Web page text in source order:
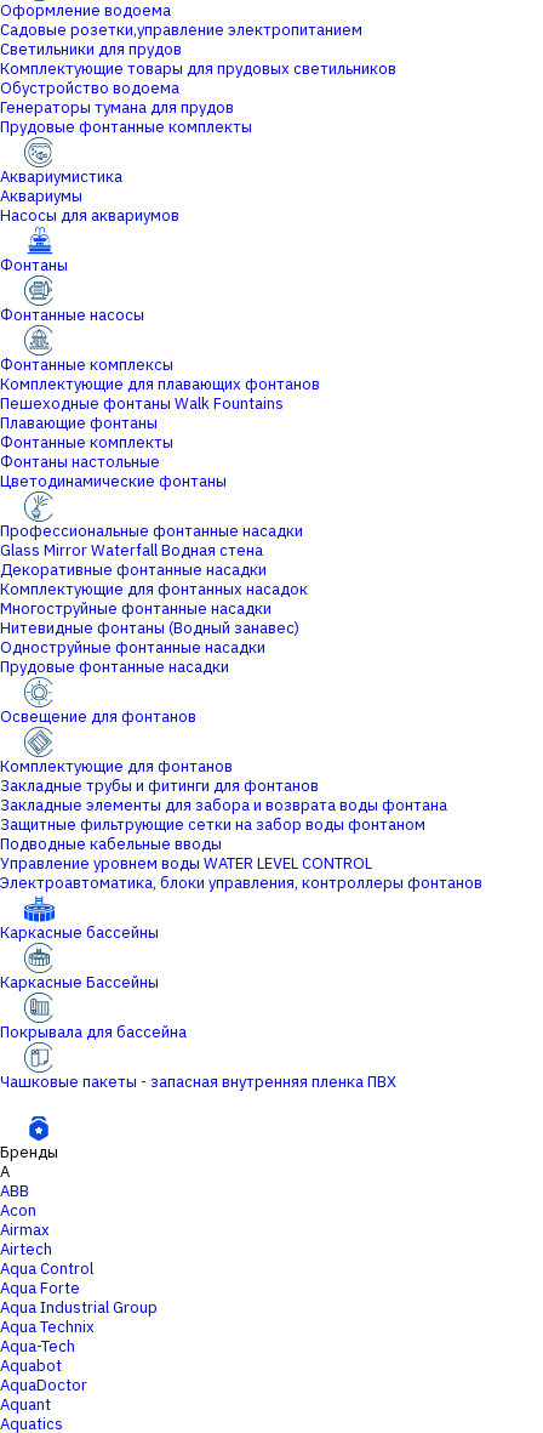
Оформление водоема
Садовые розетки,управление электропитанием
Светильники для прудов
Комплектующие товары для прудовых светильников
Обустройство водоема
Генераторы тумана для прудов
Прудовые фонтанные комплекты
Аквариумистика
Аквариумы
Насосы для аквариумов
Фонтаны
Фонтанные насосы
Фонтанные комплексы
Комплектующие для плавающих фонтанов
Пешеходные фонтаны Walk Fountains
Плавающие фонтаны
Фонтанные комплекты
Фонтаны настольные
Цветодинамические фонтаны
Профессиональные фонтанные насадки
Glass Mirror Waterfall Водная стена
Декоративные фонтанные насадки
Комплектующие для фонтанных насадок
Многоструйные фонтанные насадки
Нитевидные фонтаны (Водный занавес)
Одноструйные фонтанные насадки
Прудовые фонтанные насадки
Освещение для фонтанов
Комплектующие для фонтанов
Закладные трубы и фитинги для фонтанов
Закладные элементы для забора и возврата воды фонтана
Защитные фильтрующие сетки на забор воды фонтаном
Подводные кабельные вводы
Управление уровнем воды WATER LEVEL CONTROL
Электроавтоматика, блоки управления, контроллеры фонтанов
Каркасные бассейны
Каркасные Бассейны
Покрывала для бассейна
Чашковые пакеты - запасная внутренняя пленка ПВХ
Бренды
A
ABB
Acon
Airmax
Airtech
Aqua Control
Aqua Forte
Aqua Industrial Group
Aqua Technix
Aqua-Tech
Aquabot
AquaDoctor
Aquant
Aquatics